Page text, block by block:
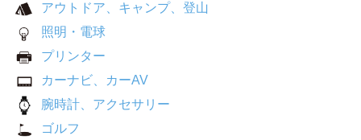
アウトドア、キャンプ、登山
照明・電球
プリンター
カーナビ、カーAV
腕時計、アクセサリー
ゴルフ